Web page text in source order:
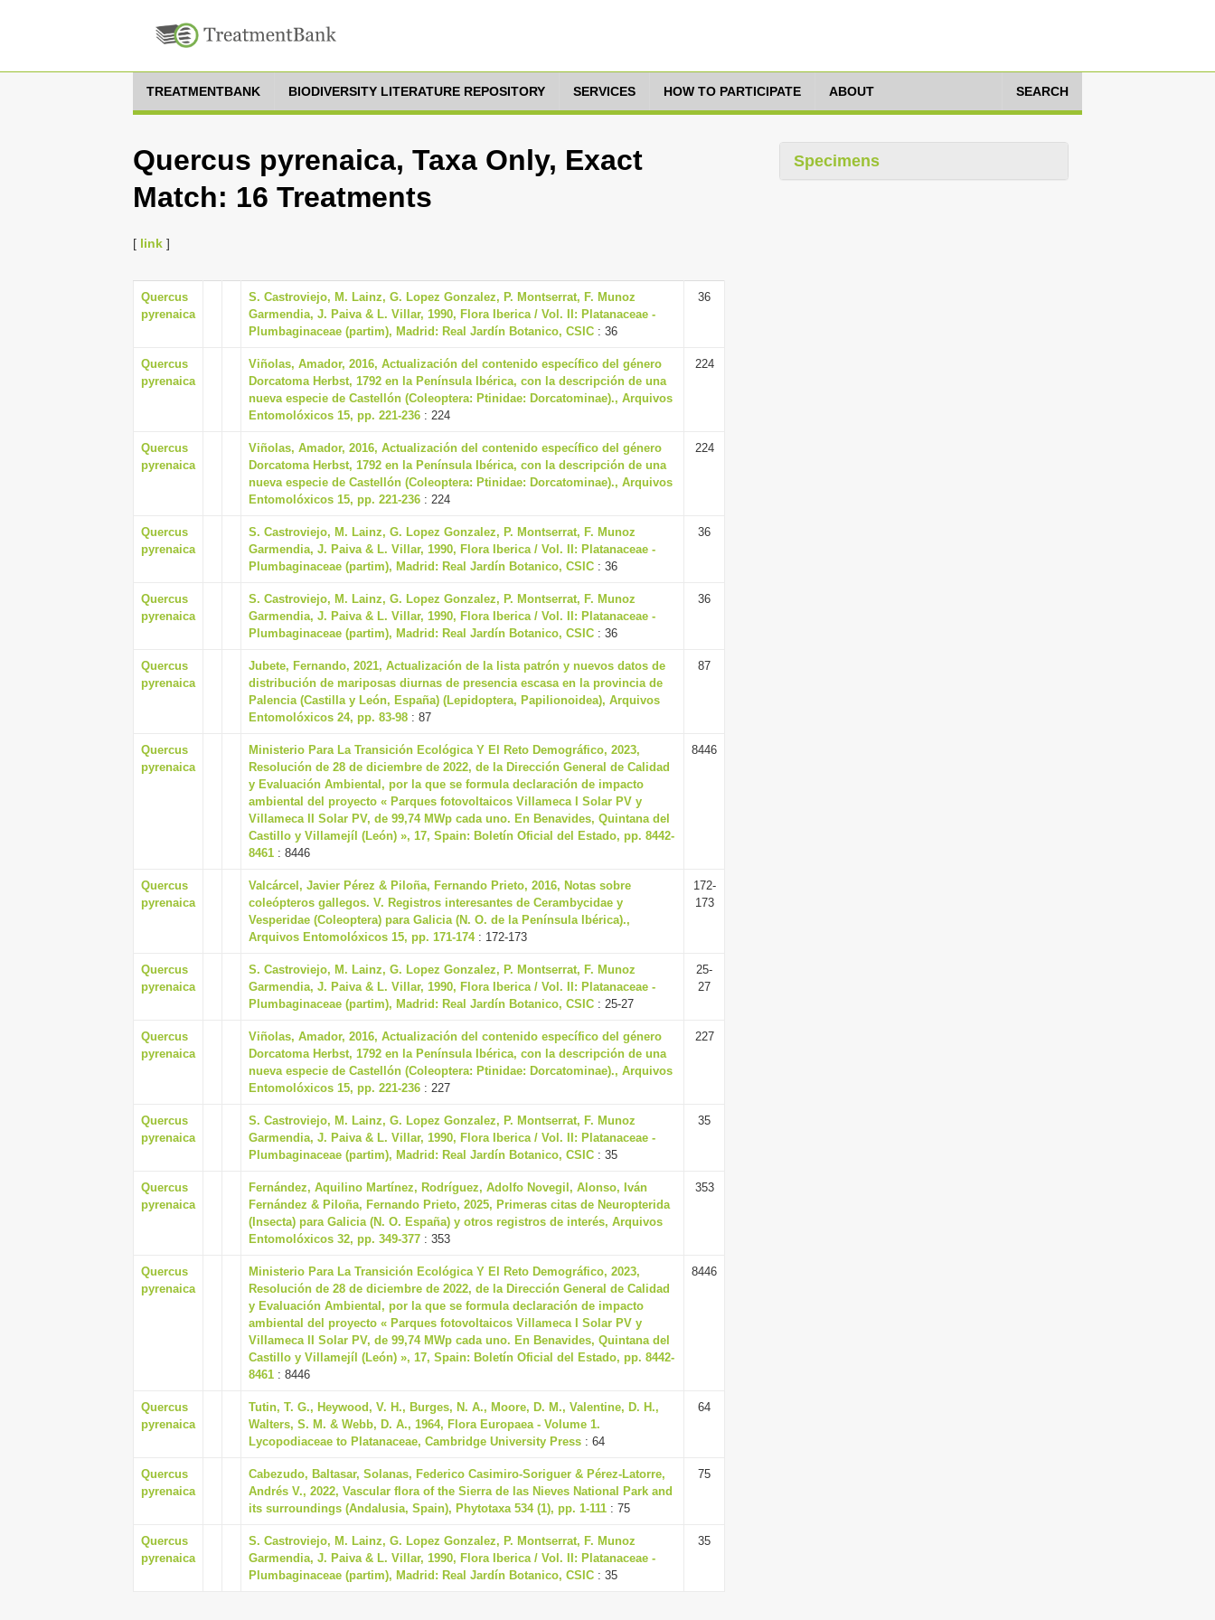
TREATMENTBANK BIODIVERSITY LITERATURE REPOSITORY SERVICES HOW TO PARTICIPATE ABOUT SEARCH
Quercus pyrenaica, Taxa Only, Exact
Match: 16 Treatments
[ link ]
Quercus
pyrenaica
S. Castroviejo, M. Lainz, G. Lopez Gonzalez, P. Montserrat, F. Munoz
Garmendia, J. Paiva & L. Villar, 1990, Flora Iberica / Vol. II: Platanaceae -
Plumbaginaceae (partim), Madrid: Real Jardín Botanico, CSIC : 36
36
Quercus
pyrenaica
Viñolas, Amador, 2016, Actualización del contenido específico del género
Dorcatoma Herbst, 1792 en la Península Ibérica, con la descripción de una
nueva especie de Castellón (Coleoptera: Ptinidae: Dorcatominae)., Arquivos
Entomolóxicos 15, pp. 221-236 : 224
224
Quercus
pyrenaica
Viñolas, Amador, 2016, Actualización del contenido específico del género
Dorcatoma Herbst, 1792 en la Península Ibérica, con la descripción de una
nueva especie de Castellón (Coleoptera: Ptinidae: Dorcatominae)., Arquivos
Entomolóxicos 15, pp. 221-236 : 224
224
Quercus
pyrenaica
S. Castroviejo, M. Lainz, G. Lopez Gonzalez, P. Montserrat, F. Munoz
Garmendia, J. Paiva & L. Villar, 1990, Flora Iberica / Vol. II: Platanaceae -
Plumbaginaceae (partim), Madrid: Real Jardín Botanico, CSIC : 36
36
Quercus
pyrenaica
S. Castroviejo, M. Lainz, G. Lopez Gonzalez, P. Montserrat, F. Munoz
Garmendia, J. Paiva & L. Villar, 1990, Flora Iberica / Vol. II: Platanaceae -
Plumbaginaceae (partim), Madrid: Real Jardín Botanico, CSIC : 36
36
Quercus
pyrenaica
Jubete, Fernando, 2021, Actualización de la lista patrón y nuevos datos de
distribución de mariposas diurnas de presencia escasa en la provincia de
Palencia (Castilla y León, España) (Lepidoptera, Papilionoidea), Arquivos
Entomolóxicos 24, pp. 83-98 : 87
87
Quercus
pyrenaica
Ministerio Para La Transición Ecológica Y El Reto Demográfico, 2023,
Resolución de 28 de diciembre de 2022, de la Dirección General de Calidad
y Evaluación Ambiental, por la que se formula declaración de impacto
ambiental del proyecto « Parques fotovoltaicos Villameca I Solar PV y
Villameca II Solar PV, de 99,74 MWp cada uno. En Benavides, Quintana del
Castillo y Villamejíl (León) », 17, Spain: Boletín Oficial del Estado, pp. 8442-
8461 : 8446
8446
Quercus
pyrenaica
Valcárcel, Javier Pérez & Piloña, Fernando Prieto, 2016, Notas sobre
coleópteros gallegos. V. Registros interesantes de Cerambycidae y
Vesperidae (Coleoptera) para Galicia (N. O. de la Península Ibérica).,
Arquivos Entomolóxicos 15, pp. 171-174: 172-173
172-
173
Quercus
pyrenaica
S. Castroviejo, M. Lainz, G. Lopez Gonzalez, P. Montserrat, F. Munoz
Garmendia, J. Paiva & L. Villar, 1990, Flora Iberica / Vol. II: Platanaceae -
Plumbaginaceae (partim), Madrid: Real Jardín Botanico, CSIC : 25-27
25-
27
Quercus
pyrenaica
Viñolas, Amador, 2016, Actualización del contenido específico del género
Dorcatoma Herbst, 1792 en la Península Ibérica, con la descripción de una
nueva especie de Castellón (Coleoptera: Ptinidae: Dorcatominae)., Arquivos
Entomolóxicos 15, pp. 221-236 : 227
227
Quercus
pyrenaica
S. Castroviejo, M. Lainz, G. Lopez Gonzalez, P. Montserrat, F. Munoz
Garmendia, J. Paiva & L. Villar, 1990, Flora Iberica / Vol. II: Platanaceae -
Plumbaginaceae (partim), Madrid: Real Jardín Botanico, CSIC : 35
35
Quercus
pyrenaica
Fernández, Aquilino Martínez, Rodríguez, Adolfo Novegil, Alonso, Iván
Fernández & Piloña, Fernando Prieto, 2025, Primeras citas de Neuropterida
(Insecta) para Galicia (N. O. España) y otros registros de interés, Arquivos
Entomolóxicos 32, pp. 349-377 : 353
353
Quercus
pyrenaica
Ministerio Para La Transición Ecológica Y El Reto Demográfico, 2023,
Resolución de 28 de diciembre de 2022, de la Dirección General de Calidad
y Evaluación Ambiental, por la que se formula declaración de impacto
ambiental del proyecto « Parques fotovoltaicos Villameca I Solar PV y
Villameca II Solar PV, de 99,74 MWp cada uno. En Benavides, Quintana del
Castillo y Villamejíl (León) », 17, Spain: Boletín Oficial del Estado, pp. 8442-
8461 : 8446
8446
Quercus
pyrenaica
Tutin, T. G., Heywood, V. H., Burges, N. A., Moore, D. M., Valentine, D. H.,
Walters, S. M. & Webb, D. A., 1964, Flora Europaea - Volume 1.
Lycopodiaceae to Platanaceae, Cambridge University Press : 64
64
Quercus
pyrenaica
Cabezudo, Baltasar, Solanas, Federico Casimiro-Soriguer & Pérez-Latorre,
Andrés V., 2022, Vascular flora of the Sierra de las Nieves National Park and
its surroundings (Andalusia, Spain), Phytotaxa 534 (1), pp. 1-111 : 75
75
Quercus
pyrenaica
S. Castroviejo, M. Lainz, G. Lopez Gonzalez, P. Montserrat, F. Munoz
Garmendia, J. Paiva & L. Villar, 1990, Flora Iberica / Vol. II: Platanaceae -
Plumbaginaceae (partim), Madrid: Real Jardín Botanico, CSIC : 35
35
Specimens